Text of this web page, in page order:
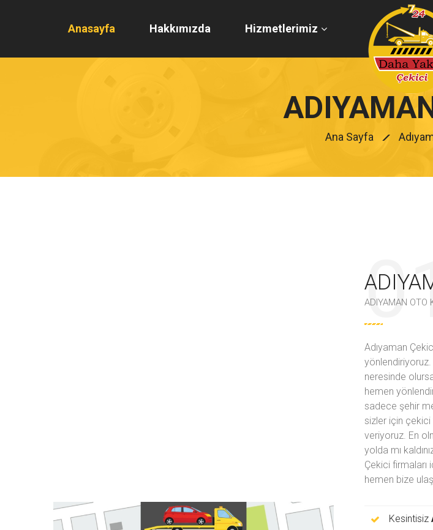
Anasayfa Hakkımızda Hizmetlerimiz
Ana Sayfa
ADIYAMAN OTO
Adıyaman
neresinde
hemen
sadece şehir
sizler için çekici
veriyoruz. En
yolda mı
Çekici firmaları
hemen bize
Kesintisiz